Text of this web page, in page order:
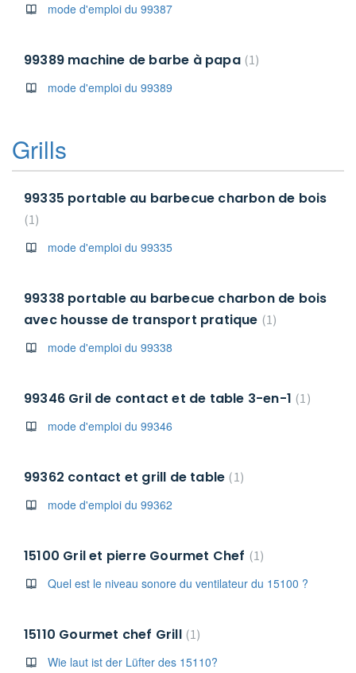
mode d'emploi du 99387
99389 machine de barbe à papa 1
mode d'emploi du 99389
Grills
99335 portable au barbecue charbon de bois
1
mode d'emploi du 99335
99338 portable au barbecue charbon de bois
avec housse de transport pratique 1
mode d'emploi du 99338
99346 Gril de contact et de table 3-en-1 1
mode d'emploi du 99346
99362 contact et grill de table 1
mode d'emploi du 99362
15100 Gril et pierre Gourmet Chef
1
Quel est le niveau sonore du ventilateur du 15100 ?
15110 Gourmet chef Grill 1
Wie laut ist der Lüfter des 15110?